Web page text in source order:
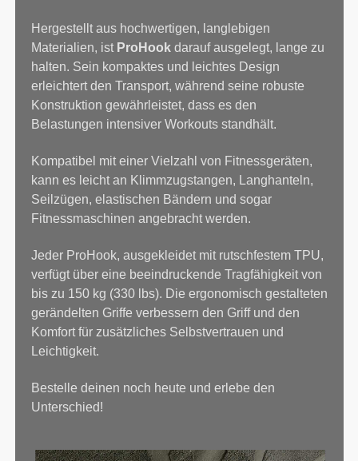
Hergestellt aus hochwertigen, langlebigen
Materialien, ist ProHook darauf ausgelegt, lange zu
halten. Sein kompaktes und leichtes Design
erleichtert den Transport, während seine robuste
Konstruktion gewährleistet, dass es den
Belastungen intensiver Workouts standhält.
Kompatibel mit einer Vielzahl von Fitnessgeräten,
kann es leicht an Klimmzugstangen, Langhanteln,
Seilzügen, elastischen Bändern und sogar
Fitnessmaschinen angebracht werden.
Jeder ProHook, ausgekleidet mit rutschfestem TPU,
verfügt über eine beeindruckende Tragfähigkeit von
bis zu 150 kg (330 lbs). Die ergonomisch gestalteten
gerändelten Griffe verbessern den Griff und den
Komfort für zusätzliches Selbstvertrauen und
Leichtigkeit.
Bestelle deinen noch heute und erlebe den
Unterschied!